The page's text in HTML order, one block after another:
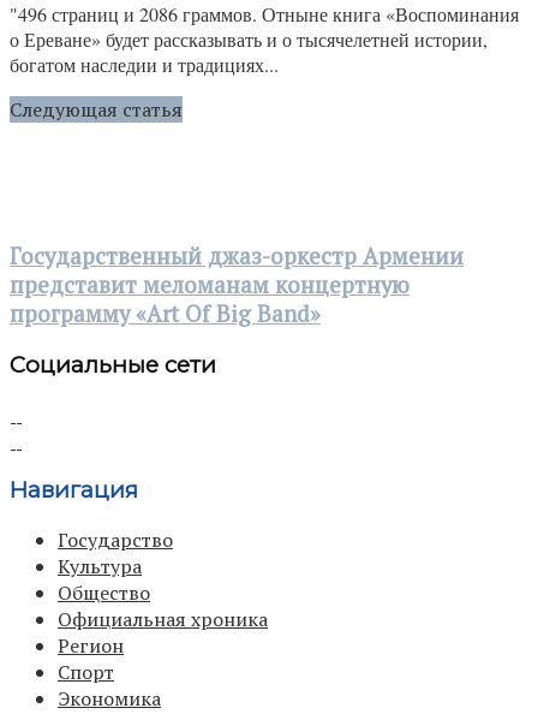
"496 страниц и 2086 граммов. Отныне книга «Воспоминания
о Ереване» будет рассказывать и о тысячелетней истории,
богатом наследии и традициях...
Следующая статья
Государственный джаз-оркестр Армении
представит меломанам концертную
программу «Art Of Big Band»
Социальные сети
Навигация
Государство
Культура
Общество
Официальная хроника
Регион
Спорт
Экономика